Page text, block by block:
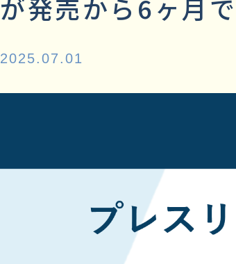
が発売から6ヶ月
2025.07.01